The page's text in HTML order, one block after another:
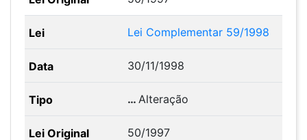
Lei Complementar 59/1998
30/11/1998
…Alteração
50/1997